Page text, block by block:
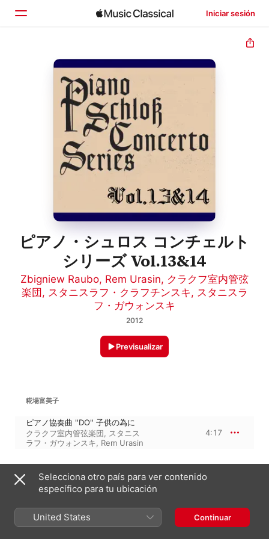
Iniciar sesión
Inicio
Explorar
Buscar
ピアノ・シュロス コンチェルト
シリーズ Vol.13&14
Zbigniew Raubo, Rem Urasin, クラクフ室内管弦
楽団 , スタニスラフ・クラフチンスキ, スタニスラ
フ・ガウォンスキ
2012
Previsualizar
糀場富美子
ピアノ協奏曲 ''DO'' 子供の為に
クラクフ室内管弦楽団, スタニス
ラフ・ガウォンスキ, Rem Urasin
4:17
ダニエル・チェンゲリ: 子どものためのコンチェルティーノ 第3番
第1楽章
Rem Urasin,Cracow Chamber
Orchestra ,Stanislaw Galonski
第2楽章
Selecciona otro país para ver contenido
específico para tu ubicación
United States Continuar